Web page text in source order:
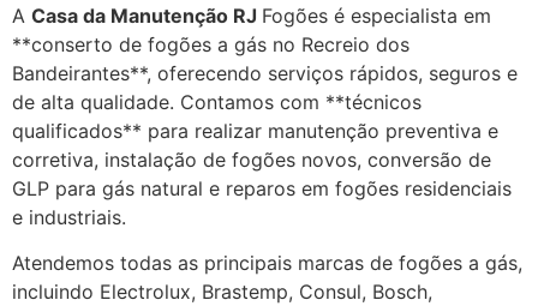
A Casa da Manutenção RJ Fogões é especialista em
**conserto de fogões a gás no Recreio dos
Bandeirantes**, oferecendo serviços rápidos, seguros e
de alta qualidade. Contamos com **técnicos
qualificados** para realizar manutenção preventiva e
corretiva, instalação de fogões novos, conversão de
GLP para gás natural e reparos em fogões residenciais
e industriais.
Atendemos todas as principais marcas de fogões a gás,
incluindo Electrolux, Brastemp, Consul, Bosch,